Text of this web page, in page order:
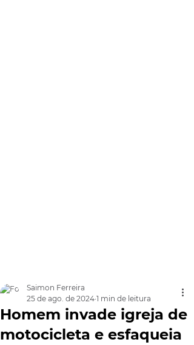
Homem invade igreja de
motocicleta e esfaqueia
Saimon Ferreira
25 de ago. de 2024 1 min de leitura